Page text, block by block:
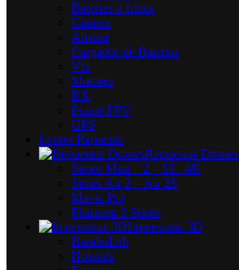
Baterías o Lipos
Cámara
Antena
Cargador de Baterías
Vtx
Motores
RX
Frame FPV
GPS
Lentes Repuesto
Repuestos Drones
Series Mini – 2 – SE -4K
Series Air 2 – Air 2S
Mavic Pro
Phantom 3 Series
Impresoras 3D
BambuLab
Hotends